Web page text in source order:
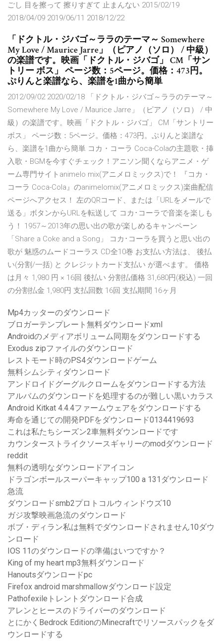
ごし 目を擦って 擦りすぎて 止まんない 2015/02/19
2018/04/09 2019/06/11 2018/12/22
「ドクトル・ジバゴ～ララのテーマ～ Somewhere
My Love / Maurice Jarre」（ピアノ（ソロ） / 中級）
の楽譜です。映画「ドクトル・ジバゴ」 CM「サン
トリー ボス」 ページ数：5ページ。価格：473円。
ぷりんと楽譜なら、楽譜を1曲から簡単
2012/09/02 2020/02/18 「ドクトル・ジバゴ～ララのテーマ～
Somewhere My Love / Maurice Jarre」（ピアノ（ソロ） / 中
級）の楽譜です。映画「ドクトル・ジバゴ」 CM「サントリー
ボス」 ページ数：5ページ。価格：473円。ぷりんと楽譜な
ら、楽譜を1曲から簡単 コカ・コーラ Coca-Colaの主題歌・挿
入歌・BGMを今すぐチェック！アニソン聞くならアニメ・ゲ
ーム専門サイトanimelo mix(アニメロミックス)で！ 『コカ・
コーラ Coca-Cola』のanimelomix(アニメロミックス)楽曲配信
ページへアクセス！ 左のQRコード、または「URLをメールで
送る」ボタンからURLを転送して コカ･コーラで音楽を楽しも
う！ 1957～2013年の思い出の歌が楽しめるキャンペーン
「Share a Coke and a Song」 コカ･コーラを買うと思い出の
歌が 魅惑のムードコーラス CD全10巻 お支払い方法は、 後払
い(分割/一括) と クレジットカード支払い が選べます。 価格
は月々 1,980 円 × 16回 後払い 分割払価格 31,680円(税込) 一回
の分割払金 1,980円 支払回数 16回 支払期間 16ヶ月
Mp4カッターのダウンロード
ブロガーテンプレート無料ダウンロードxml
Androidのメディアボリューム同期をダウンロードする
Exodus zipファイルのダウンロード
レストモード時のPS4ダウンロードゲーム
無料シムシティダウンロード
アンドロイドグーグルクロームをダウンロードする方法
アルバムのダウンロードを処理するのが難しい黒いカラス
Android Kitkat 4.4.4ファームウェアをダウンロードする
寿命を通じての開発PDFをダウンロード0134419693
これは私たちシーズン2車無料ダウンロードです
カウンターストライクソースギャリーのmodダウンロード
reddit
無料の透明なダウンロードアイコン
ドラゴンボールスーパーキャップ100 a 131ダウンロード
急流
ダウンロードsmb2プロトコルウィンドウズ10
ガジ攻撃映画急流のダウンロード
ボブ・ディラン私は無料でダウンロードされません10ダウ
ンロード
IOS 11のダウンロードの準備はいつですか？
King of my heart mp3無料ダウンロード
Hanoutsダウンロードpc
Firefox android marshmallowダウンロード設定
Pathofexileトレントダウンロード合成
アレンとヒースのドライバーのダウンロード
とにかくBedrock EditionのMinecraftでリソースパックをダ
ウンロードする